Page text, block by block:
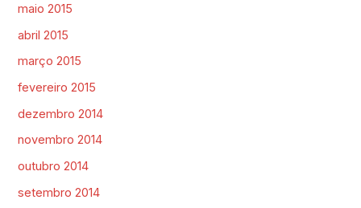
maio 2015
abril 2015
março 2015
fevereiro 2015
dezembro 2014
novembro 2014
outubro 2014
setembro 2014